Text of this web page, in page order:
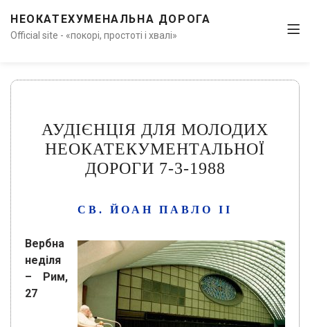
НЕОКАТЕХУМЕНАЛЬНА ДОРОГА
Official site - «покорі, простоті і хвалі»
АУДІЄНЦІЯ ДЛЯ МОЛОДИХ
НЕОКАТЕКУМЕНТАЛЬНОЇ
ДОРОГИ 7-3-1988
СВ. ЙОАН ПАВЛО ІІ
Вербна
неділя
– Рим,
27